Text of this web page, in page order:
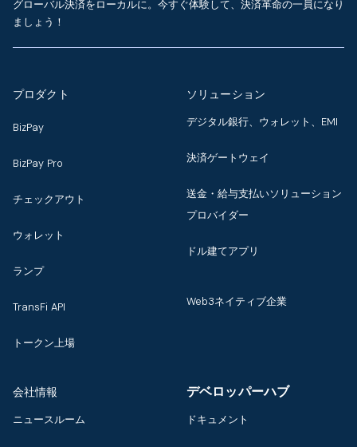
グローバル決済をローカルに。今すぐ体験して、決済革命の一員になり
ましょう！
プロダクト
BizPay
BizPay Pro
チェックアウト
ウォレット
ランプ
TransFi API
トークン上場
ソリューション
デジタル銀行、ウォレット、EMI
決済ゲートウェイ
送金・給与支払いソリューション
プロバイダー
ドル建てアプリ
Web3ネイティブ企業
会社情報
ニュースルーム
デベロッパーハブ
ドキュメント